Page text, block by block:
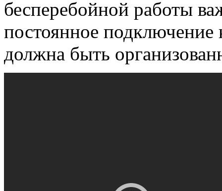
бесперебойной работы
постоянное
должна быть